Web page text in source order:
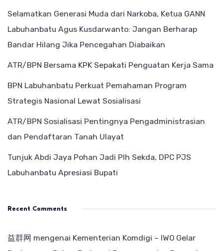
Selamatkan Generasi Muda dari Narkoba, Ketua GANN
Labuhanbatu Agus Kusdarwanto: Jangan Berharap
Bandar Hilang Jika Pencegahan Diabaikan
ATR/BPN Bersama KPK Sepakati Penguatan Kerja Sama
BPN Labuhanbatu Perkuat Pemahaman Program
Strategis Nasional Lewat Sosialisasi
ATR/BPN Sosialisasi Pentingnya Pengadministrasian
dan Pendaftaran Tanah Ulayat
Tunjuk Abdi Jaya Pohan Jadi Plh Sekda, DPC PJS
Labuhanbatu Apresiasi Bupati
Recent Comments
益群网 mengenai Kementerian Komdigi – IWO Gelar